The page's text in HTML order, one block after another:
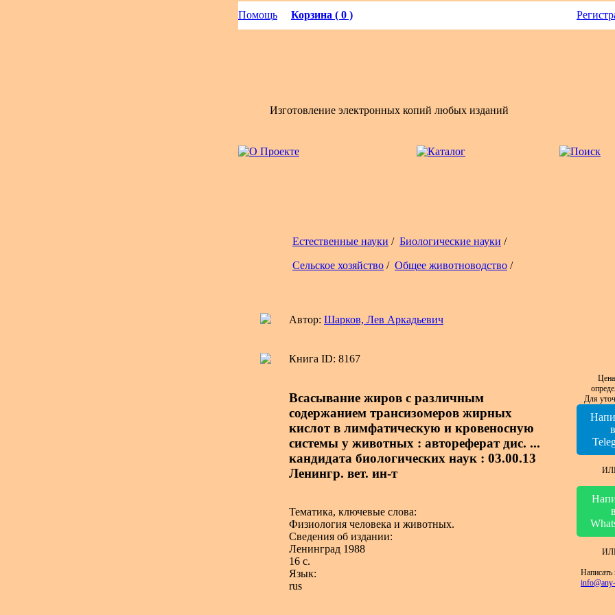
Помощь Корзина ( 0 )
Изготовление электронных копий любых изданий
Естественные науки / Биологические науки /
Сельское хозяйство / Общее животноводство /
Автор: Шарков, Лев Аркадьевич
Книга ID: 8167
Всасывание жиров с различным
содержанием трансизомеров жирных
кислот в лимфатическую и кровеносную
системы у животных : автореферат дис. ...
кандидата биологических наук : 03.00.13
Ленингр. вет. ин-т
Тематика, ключевые слова:
Физиология человека и животных.
Сведения об издании:
Ленинград 1988
16 с.
Язык:
rus
Для
в
в
Написать